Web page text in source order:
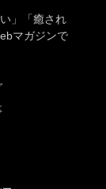
」「癒され
マガジンで